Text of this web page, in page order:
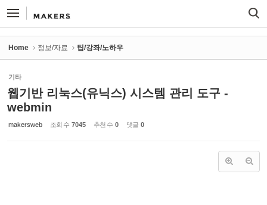
Home 정보/자료 팁/강좌/노하우
기타
웹기반 리눅스(유닉스) 시스템 관리 도구 -
webmin
makersweb 조회 수 7045 추천 수 0 댓글 0